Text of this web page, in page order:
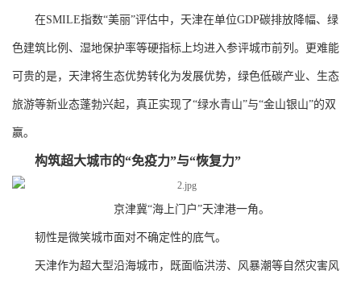
在SMILE指数“美丽”评估中，天津在单位GDP碳排放降幅、绿
色建筑比例、湿地保护率等硬指标上均进入参评城市前列。更难能
可贵的是，天津将生态优势转化为发展优势，绿色低碳产业、生态
旅游等新业态蓬勃兴起，真正实现了“绿水青山”与“金山银山”的双
赢。
构筑超大城市的“免疫力”与“恢复力”
京津冀“海上门户”天津港一角。
韧性是微笑城市面对不确定性的底气。
天津作为超大型沿海城市，既面临洪涝、风暴潮等自然灾害风